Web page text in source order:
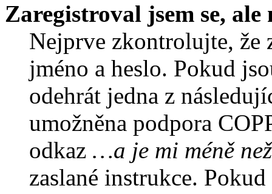
Zaregistroval jsem se,
Nejprve zkontrolujte, že
jméno a heslo. Pokud
odehrát jedna z
umožněna podpora
odkaz …a je mi méně
zaslané instrukce.